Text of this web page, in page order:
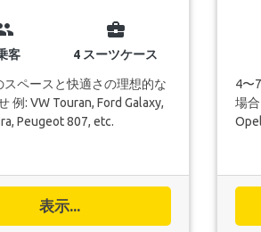
客
business_center
4 スーツケース
スペースと快適さの理想的な
例: VW Touran, Ford Galaxy,
Peugeot 807, etc.
表示...
4〜
場